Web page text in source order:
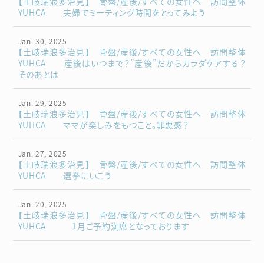
YUHCA 夫婦でミーティング時間をとってみよう
Jan. 30, 2025
【土岐瑞浪多治見】 骨盤/産後/すべての女性へ 訪問整体
YUHCA 産後はいつまで？”産後”だからカラダケアする？
そのあとは
Jan. 29, 2025
【土岐瑞浪多治見】 骨盤/産後/すべての女性へ 訪問整体
YUHCA ママが楽しみをもつこと。罪悪感？
Jan. 27, 2025
【土岐瑞浪多治見】 骨盤/産後/すべての女性へ 訪問整体
YUHCA 選挙にいこう
Jan. 20, 2025
【土岐瑞浪多治見】 骨盤/産後/すべての女性へ 訪問整体
YUHCA 1月ご予約満席となっております